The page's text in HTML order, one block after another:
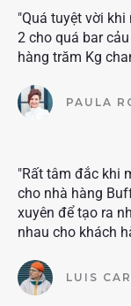
"Quá tuyệt vời
2 cho quá bar
hàng trăm Kg
PAULA
"Rất tâm đắc khi
cho nhà hàng
xuyên để tạo ra
nhau cho khách
LUIS